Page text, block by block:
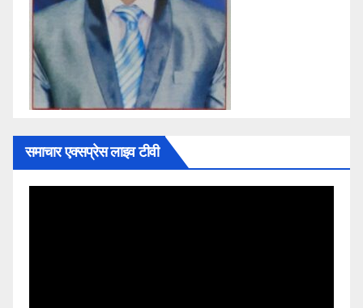
समाचार एक्सप्रेस लाइव टीवी